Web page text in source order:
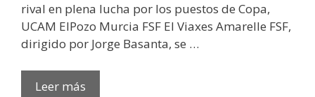
rival en plena lucha por los puestos de Copa,
UCAM ElPozo Murcia FSF El Viaxes Amarelle FSF,
dirigido por Jorge Basanta, se …
Leer más